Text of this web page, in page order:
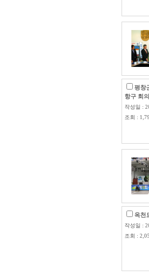
평창
항구 회
작성일 :
조회 :
옥천
작성일 :
조회 :